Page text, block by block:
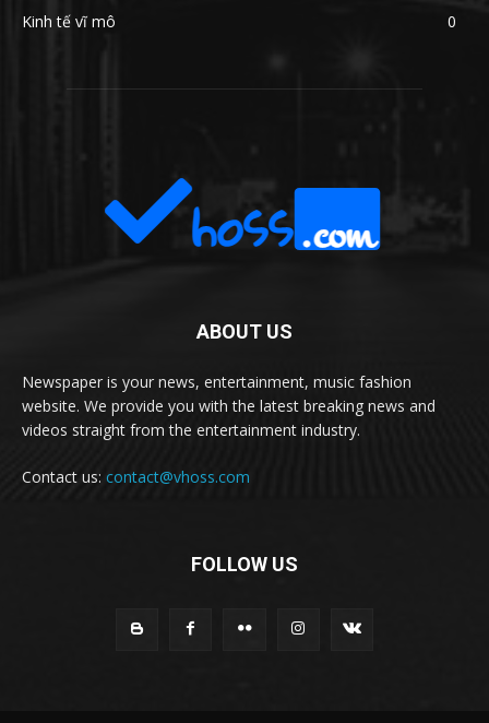
Kinh tế vĩ mô
0
ABOUT US
Newspaper is your news, entertainment, music fashion
website. We provide you with the latest breaking news and
videos straight from the entertainment industry.
Contact us: contact@vhoss.com
FOLLOW US